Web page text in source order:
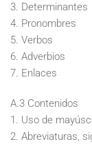
3. Determinantes
4. Pronombres
5. Verbos
6. Adverbios
7. Enlaces
A.3 Contenidos
1. Uso de
2. Abreviaturas,